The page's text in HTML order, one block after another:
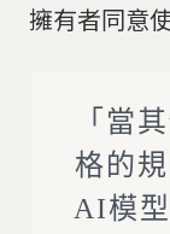
擁有者同意
「當
格的
AI模